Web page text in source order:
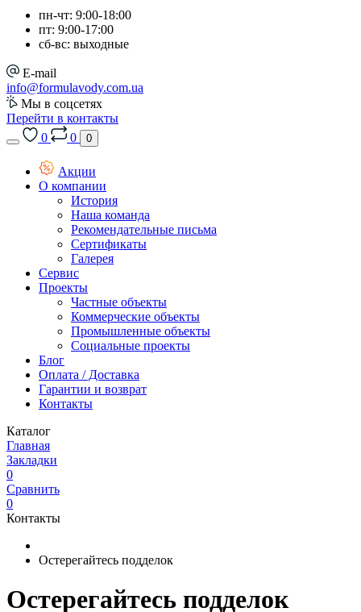
пн-чт: 9:00-18:00
пт: 9:00-17:00
сб-вс: выходные
E-mail
info@formulavody.com.ua
Мы в соцсетях
Перейти в контакты
0
0 0
Акции
О компании
История
Наша команда
Рекомендательные письма
Сертификаты
Галерея
Сервис
Проекты
Частные объекты
Коммерческие объекты
Промышленные объекты
Социальные проекты
Блог
Оплата / Доставка
Гарантии и возврат
Контакты
Каталог
Главная
Закладки
0
Сравнить
0
Контакты
Остерегайтесь подделок
Остерегайтесь подделок